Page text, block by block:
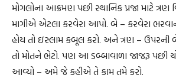
મોગલોના આક્રમણ પછી સ્થાનિક પ્રજા માટે ત્રણ
માગીએ એટલા કરવેરા આપો. બે – કરવેરા
હોય તો ઇસ્લામ કબૂલ કરો. અને ત્રણ – ઉપરની
તો મોતને ભેટો. પણ આ ડબ્બાવાળા જાજરૂ પછી
આવ્યો – અમે જે કહીએ તે કામ તમે કરો.